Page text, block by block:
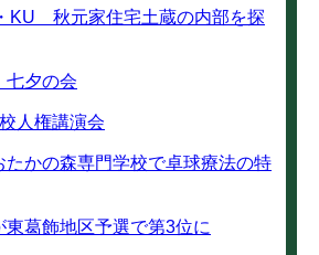
KU 秋元家住宅土蔵の内部を探
夕の会
人権講演会
たかの森専門学校で卓球療法の特
東葛飾地区予選で第3位に